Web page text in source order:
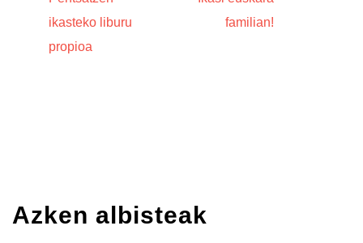
ikasteko liburu
propioa
familian!
Azken albisteak